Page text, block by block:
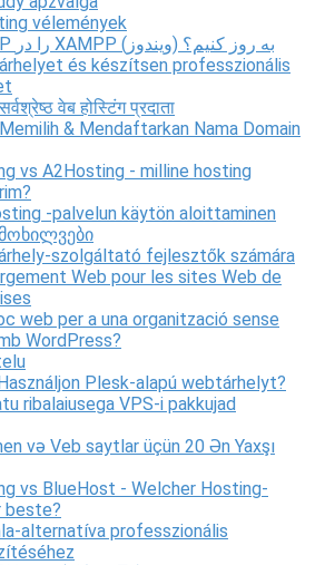
vélemények
چگونه نسخه PHP را در XAMPP (ویندوز) به روز کنیم؟
és készítsen professzionális
वेब होस्टिंग प्रदाता
& Mendaftarkan Nama Domain
vs A2Hosting - milline hosting
-palvelun käytön aloittaminen
szolgáltató fejlesztők számára
Web pour les sites Web de
web per a una organització sense
WordPress?
Plesk-alapú webtárhelyt?
ribalaiusega VPS-i pakkujad
və Veb saytlar üçün 20 Ən Yaxşı
vs BlueHost - Welcher Hosting-
beste?
alternatíva professzionális